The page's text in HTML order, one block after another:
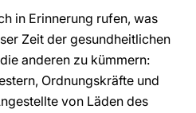
in Erinnerung rufen, was
Zeit der gesundheitlichen
anderen zu kümmern:
Ordnungskräfte und
von Läden des